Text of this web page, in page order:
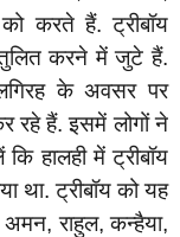
करते हैं. ट्रीबॉय
करने में जुटे हैं.
के अवसर पर
हैं. इसमें लोगों ने
हालही में ट्रीबॉय
था. ट्रीबॉय को यह
राहुल, कन्हैया,